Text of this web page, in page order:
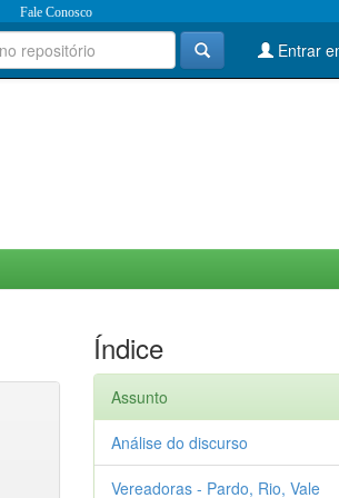
Fale Conosco
Entrar
Índice
Assunto
Análise do discurso
Vereadoras - Pardo, Rio, Vale